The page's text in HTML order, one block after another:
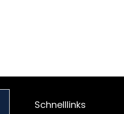
Schnelllinks